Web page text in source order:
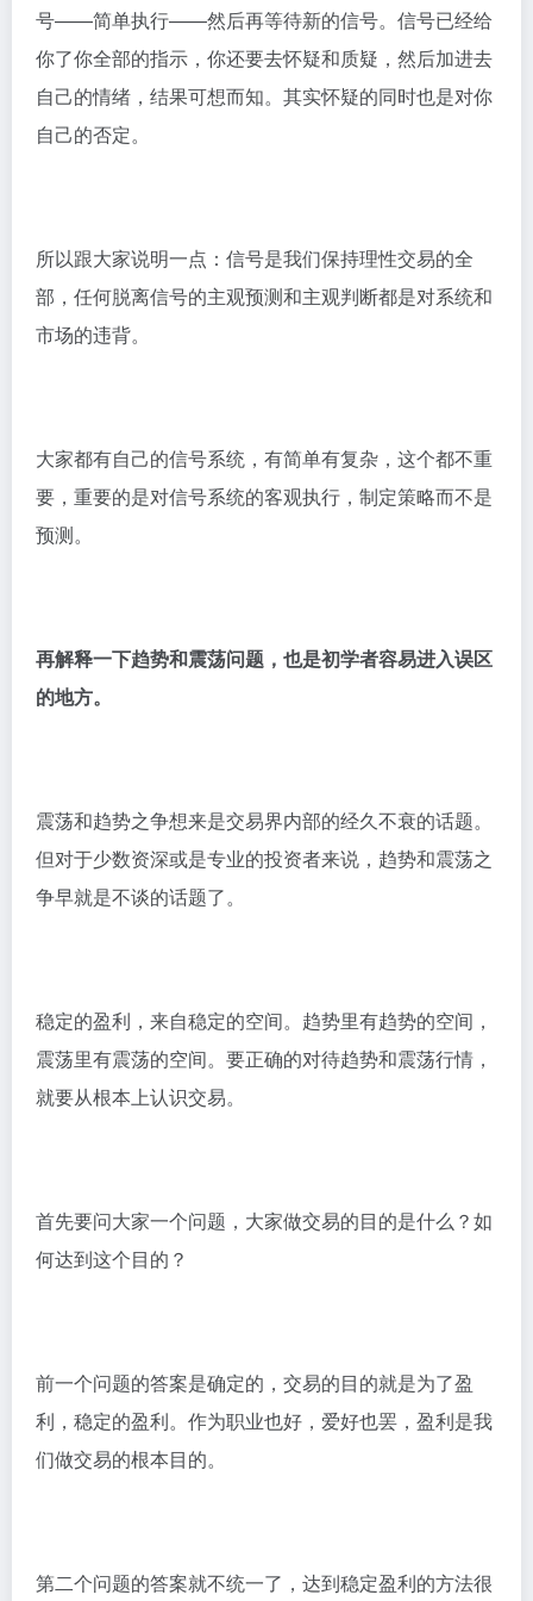
号——简单执行——然后再等待新的信号。信号已经给
你了你全部的指示，你还要去怀疑和质疑，然后加进去
自己的情绪，结果可想而知。其实怀疑的同时也是对你
自己的否定。
所以跟大家说明一点：信号是我们保持理性交易的全
部，任何脱离信号的主观预测和主观判断都是对系统和
市场的违背。
大家都有自己的信号系统，有简单有复杂，这个都不重
要，重要的是对信号系统的客观执行，制定策略而不是
预测。
再解释一下趋势和震荡问题，也是初学者容易进入误区
的地方。
震荡和趋势之争想来是交易界内部的经久不衰的话题。
但对于少数资深或是专业的投资者来说，趋势和震荡之
争早就是不谈的话题了。
稳定的盈利，来自稳定的空间。趋势里有趋势的空间，
震荡里有震荡的空间。要正确的对待趋势和震荡行情，
就要从根本上认识交易。
首先要问大家一个问题，大家做交易的目的是什么？如
何达到这个目的？
前一个问题的答案是确定的，交易的目的就是为了盈
利，稳定的盈利。作为职业也好，爱好也罢，盈利是我
们做交易的根本目的。
第二个问题的答案就不统一了，达到稳定盈利的方法很